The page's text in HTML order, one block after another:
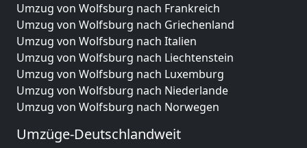
Umzug von Wolfsburg nach Frankreich
Umzug von Wolfsburg nach Griechenland
Umzug von Wolfsburg nach Italien
Umzug von Wolfsburg nach Liechtenstein
Umzug von Wolfsburg nach Luxemburg
Umzug von Wolfsburg nach Niederlande
Umzug von Wolfsburg nach Norwegen
Umzüge-Deutschlandweit